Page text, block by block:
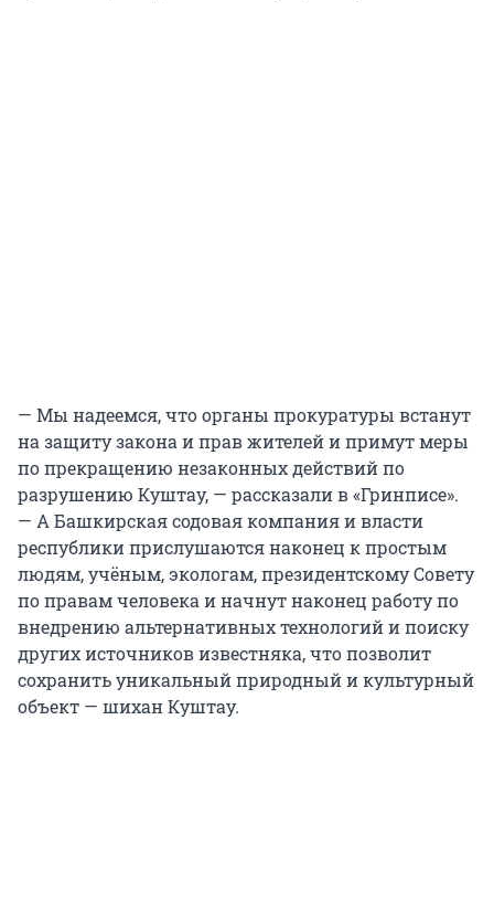
— Мы надеемся, что органы прокуратуры встанут
на защиту закона и прав жителей и примут меры
по прекращению незаконных действий по
разрушению Куштау, — рассказали в «Гринписе».
— А Башкирская содовая компания и власти
республики прислушаются наконец к простым
людям, учёным, экологам, президентскому Совету
по правам человека и начнут наконец работу по
внедрению альтернативных технологий и поиску
других источников известняка, что позволит
сохранить уникальный природный и культурный
объект — шихан Куштау.